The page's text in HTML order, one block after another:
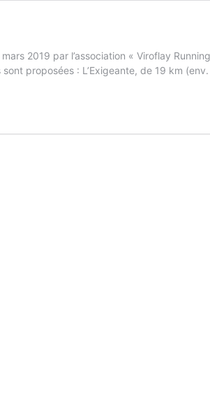
2019 par l’association « Viroflay
proposées : L’Exigeante, de 19 km